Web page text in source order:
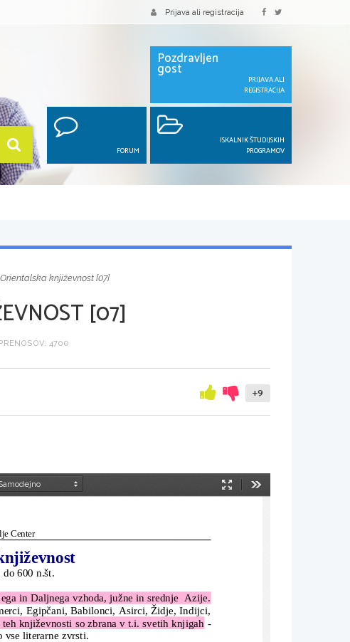
Prijava ali registracija
Pozdravljen
gost
PRIJAVA ALI
REGISTRACIJA
FORUM
ISKALNIK ŠTUDIJSKIH
PROGRAMOV
Orientalska književnost [07]
[07]
4700
+9
Način
Center
600 n.št.
in Daljnega vzhoda, južne in srednje  Azije.
Egipčani, Babilonci, Asirci, Židje, Indijci,
književnosti so zbrana v t.i. svetih knjigah -
literarne zvrsti.